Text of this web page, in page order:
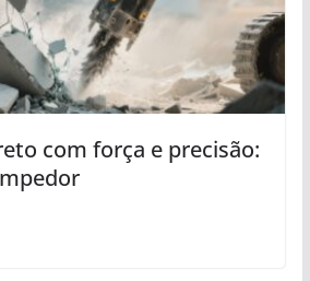
com força e precisão: